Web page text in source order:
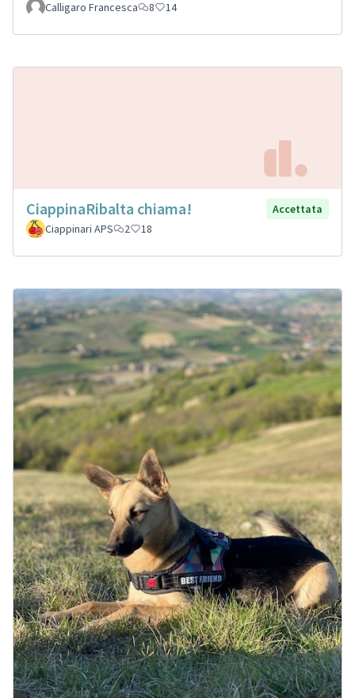
Calligaro Francesca 8 14
CiappinaRibalta chiama!
Accettata
Ciappinari APS
2 18